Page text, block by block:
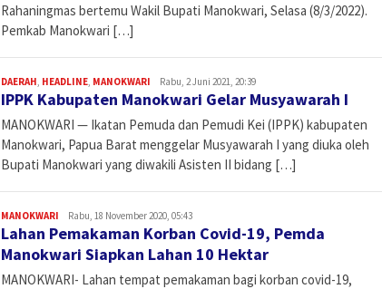
Rahaningmas bertemu Wakil Bupati Manokwari, Selasa (8/3/2022).
Pemkab Manokwari […]
DAERAH, HEADLINE, MANOKWARI Admin
Rabu, 2 Juni 2021, 20:39
IPPK Kabupaten Manokwari Gelar Musyawarah I
MANOKWARI — Ikatan Pemuda dan Pemudi Kei (IPPK) kabupaten
Manokwari, Papua Barat menggelar Musyawarah I yang diuka oleh
Bupati Manokwari yang diwakili Asisten II bidang […]
MANOKWARI Admin
Rabu, 18 November 2020, 05:43
Lahan Pemakaman Korban Covid-19, Pemda
Manokwari Siapkan Lahan 10 Hektar
MANOKWARI- Lahan tempat pemakaman bagi korban covid-19,